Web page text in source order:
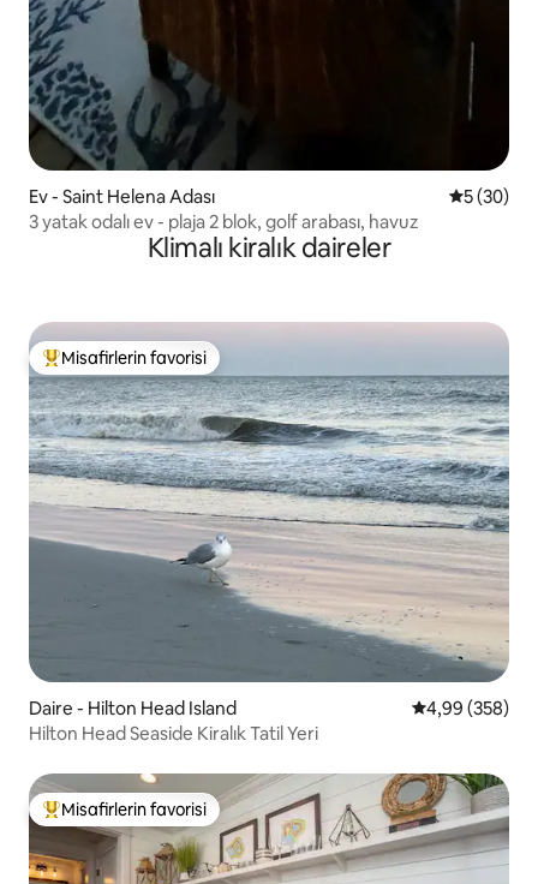
Ev - Saint Helena Adası 55 (30)
3 yatak odalı ev - plaja 2 blok, golf arabası, havuz
Klimalı kiralık daireler
Misafirlerin favorilerinden en beğenilenler arasında
Misafirlerin favorisi
Daire - Hilton Head Island 5 üzerinden
4,99 (358)
Hilton Head Seaside Kiralık Tatil Yeri
Misafirlerin favorilerinden en beğenilenler arasında
Misafirlerin favorisi